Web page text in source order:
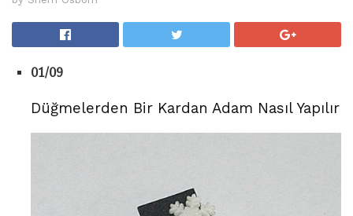
01/09
Düğmelerden Bir Kardan Adam Nasıl Yapılır